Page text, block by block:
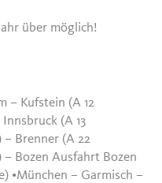
über möglich!
– Kufstein (A 12
(A 13
Brenner (A 22
Bozen Ausfahrt Bozen
•München – Garmisch –